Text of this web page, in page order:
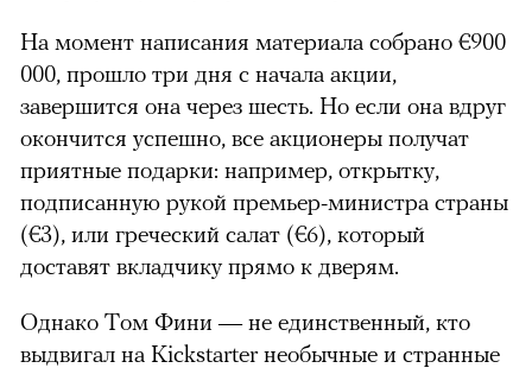
На момент написания материала собрано €900
000, прошло три дня с начала акции,
завершится она через шесть. Но если она вдруг
окончится успешно, все акционеры получат
приятные подарки: например, открытку,
подписанную рукой премьер-министра страны
(€3), или греческий салат (€6), который
доставят вкладчику прямо к дверям.
Однако Том Фини — не единственный, кто
выдвигал на Kickstarter необычные и странные